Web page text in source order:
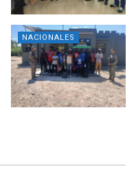
NACIONALES